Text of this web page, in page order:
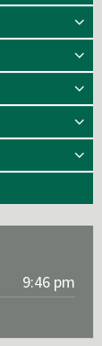
9:46 pm